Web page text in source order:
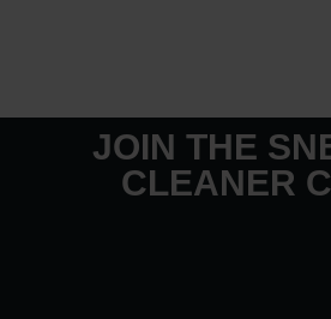
JOIN THE
CLEANER